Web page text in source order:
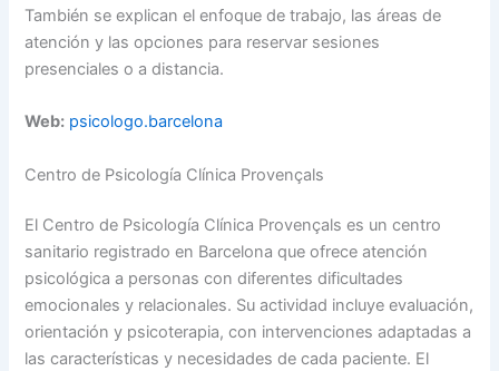
También se explican el enfoque de trabajo, las áreas de
atención y las opciones para reservar sesiones
presenciales o a distancia.
Web: psicologo.barcelona
Centro de Psicología Clínica Provençals
El Centro de Psicología Clínica Provençals es un centro
sanitario registrado en Barcelona que ofrece atención
psicológica a personas con diferentes dificultades
emocionales y relacionales. Su actividad incluye evaluación,
orientación y psicoterapia, con intervenciones adaptadas a
las características y necesidades de cada paciente. El